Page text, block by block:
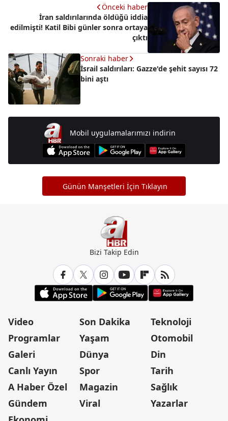
Önceki haber
İran saldırılarında öldüğü iddia
edilmişti! Katil Bibi günler sonra ortaya
çıktı
Sonraki haber
İsrail saldırıları: Gazze'de şehit sayısı 72
bini aştı
Mobil uygulamalarımızı indirin
Günün Manşetleri İçin Tıklayın
Bizi Takip Edin
Video
Programlar
Galeri
Canlı Yayın
A Haber Özel
Gündem
Son Dakika
Yaşam
Dünya
Spor
Magazin
Viral
Teknoloji
Otomobil
Din
Tarih
Sağlık
Yazarlar